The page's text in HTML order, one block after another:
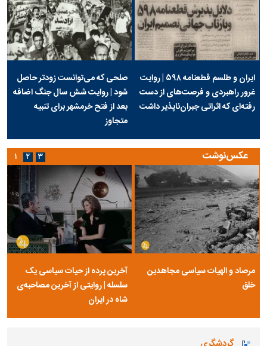
ایران و طلسم قطعنامه ۵۹۸ | روایت
غرور راهبردی و فرصت‌های از دست
رفته‌ای که اثراتی جبران‌ناپذیر داشت
صلحی که می‌توانست زودتر حاصل
شود | روایت شش سال جنگ اضافه
بعد از فتح خرمشهر برای تنبیه
متجاوز
عکس‌نوشت
مرصاد و الهیات سیاسی مجاهدین
خلق
آخرین پرده از حیات سیاسی یک
سلسله | روایتی از آخرین مصاحبه‌ی
شاه در ایران
۱ ۲ ۳